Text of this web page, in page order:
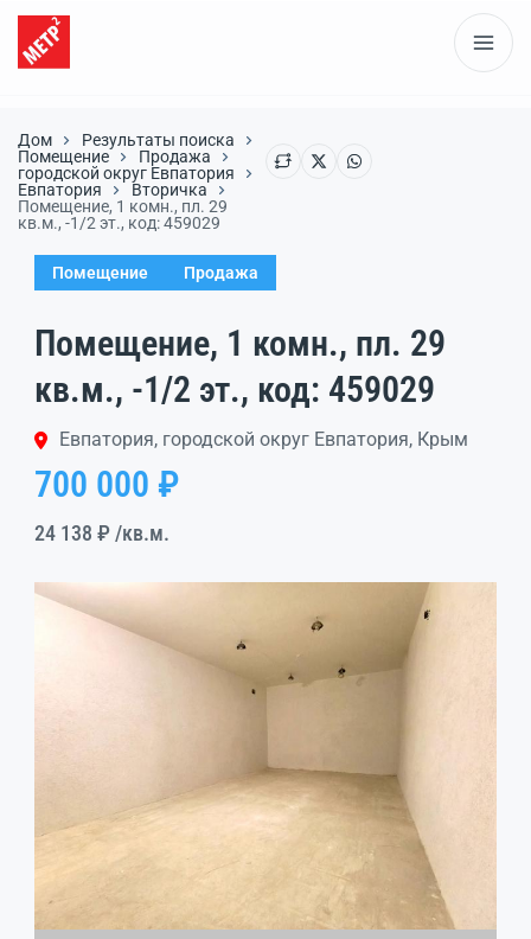
Дом
Результаты поиска
Помещение
Продажа
городской округ Евпатория
Евпатория
Вторичка
Помещение, 1 комн., пл. 29
кв.м., -1/2 эт., код: 459029
Помещение Продажа
Помещение, 1 комн., пл. 29
кв.м., -1/2 эт., код: 459029
Евпатория, городской округ Евпатория, Крым
700 000 ₽
24 138 ₽ /кв.м.